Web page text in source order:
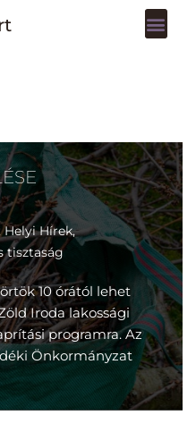
,Helyi Hírek,
tisztaság
10 órától lehet
Iroda lakossági
programra. Az
Önkormányzat